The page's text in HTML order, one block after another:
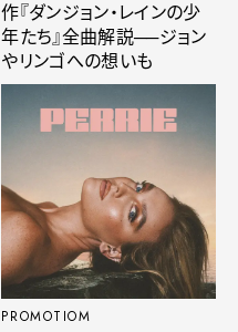
作『ダンジョン・レインの少
年たち』全曲解説──ジョン
やリンゴへの想いも
PROMOTIOM